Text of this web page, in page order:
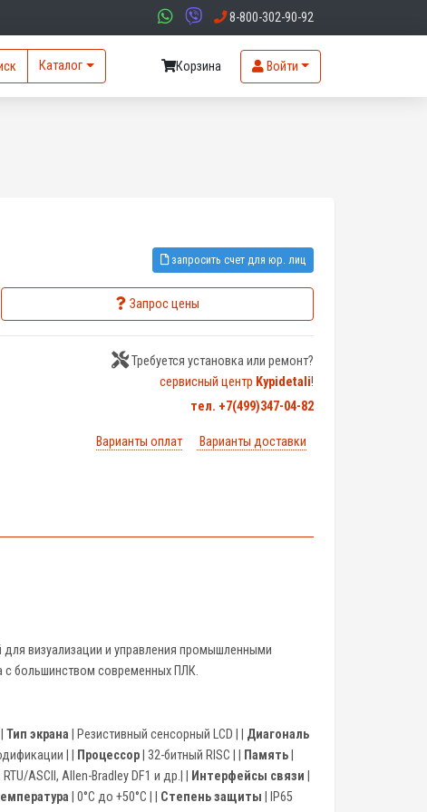
8-800-302-90-92
Каталог Корзина Войти
запросить счет для юр. лиц
Запрос цены
Требуется установка или ремонт?
сервисный центр Kypidetali!
тел. +7(499)347-04-82
Варианты оплат Варианты доставки
визуализации и управления промышленными
большинством современных ПЛК.
Тип экрана | Резистивный сенсорный LCD | | Диагональ
| | Процессор | 32-битный RISC | | Память
ASCII, Allen-Bradley DF1 и др.| | Интерфейсы связи
| 0°C до +50°C | | Степень защиты | IP65